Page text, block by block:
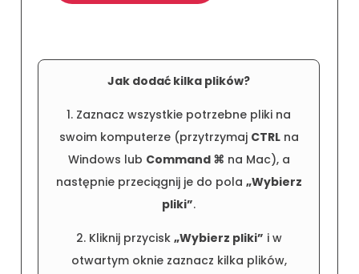
Jak dodać kilka plików?
1. Zaznacz wszystkie potrzebne pliki na
swoim komputerze (przytrzymaj CTRLna
Windows lub Command ⌘ na Mac), a
następnie przeciągnij je do pola „Wybierz
pliki”.
2. Kliknij przycisk „Wybierz pliki” i w
otwartym oknie zaznacz kilka plików,